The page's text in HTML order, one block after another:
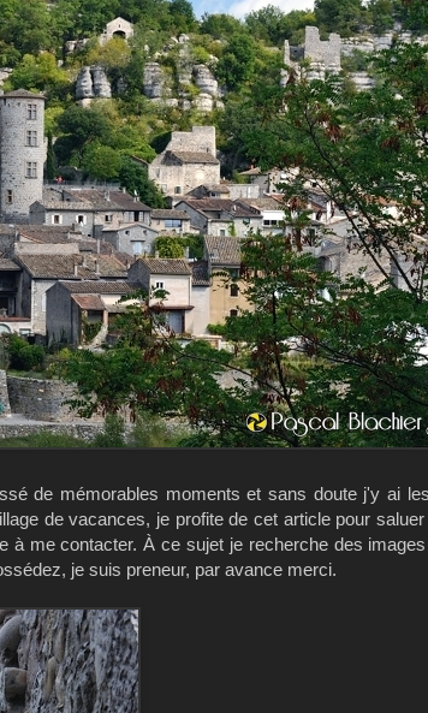
de mémorables moments et sans doute j'y ai
de vacances, je profite de cet article pour
à me contacter. À ce sujet je recherche des
je suis preneur, par avance merci.